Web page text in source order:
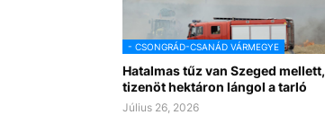
- CSONGRÁD-CSANÁD VÁRMEGYE
Hatalmas tűz van Szeged mellett,
tizenöt hektáron lángol a tarló
Július 26, 2026